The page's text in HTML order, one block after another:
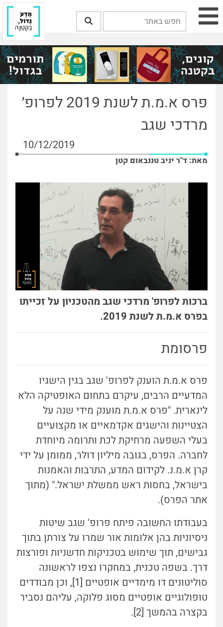
פרס א.מ.ת לשנת 2019 לפרופ׳
מרדכי שגב
10/12/2019
מאת: ד"ר יניב טננבאום קטן
ברכות לפרופ' מרדכי שגב מהטכניון על זכייתו
בפרס א.מ.ת לשנת 2019.
פרסומת
פרס א.מ.ת הוענק לפרופ' שגב בגין הישגיו
המדעיים הרבים, עיקרם בתחום האופטיקה הלא
לינארית. "פרס א.מ.ת מוענק מידי שנה על
הצטיינות והישגים אקדמאיים או מקצועיים
בעלי השפעה מרחיקת לכת ותרומה מיוחדת
לחברה. הפרס, בגובה מיליון דולר, ממומן על ידי
קרן א.מ.נ. לקידום המדע, התרבות והאמנות
בישראל, בחסות ראש ממשלת ישראל." (מתוך
אתר הפרס).
בעבודתו החשובה פיתח פרופ' שגב שיטות
ניסיוניות בהן אלומות אור שמרו על צורתן בתוך
גבישים, תוך שימוש בטכניקות חדשניות ופורצות
דרך. בשפה טכנית, במחקרו נצפו לראשונה
סוליטונים דו מימדיים אופטיים [1], וכן מבודדים
טופולוגיים אופטיים מסוג פלוקה, עליהם נסביר
בקצרה בהמשך [2].